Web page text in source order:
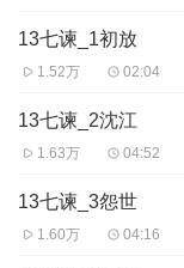
13七谏_1初放
1.52万 02:04
13七谏_2沈江
1.63万 04:52
13七谏_3怨世
1.60万 04:16